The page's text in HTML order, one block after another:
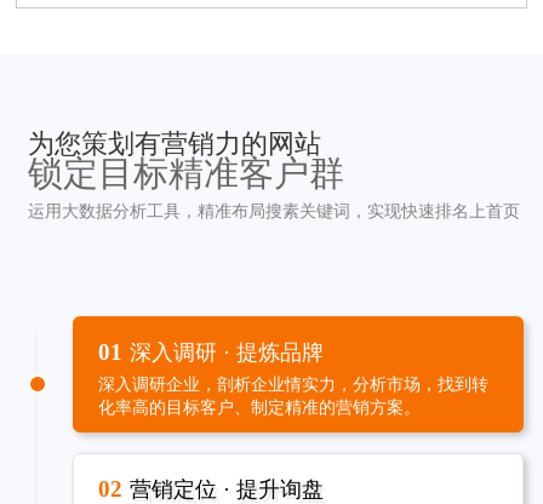
为您策划有营销力的网站
锁定目标精准客户群
运用大数据分析工具，精准布局搜素关键词，实现快速排名上首页
01 深入调研 · 提炼品牌
深入调研企业，剖析企业情实力，分析市场，找到转
化率高的目标客户、制定精准的营销方案。
02 营销定位 · 提升询盘